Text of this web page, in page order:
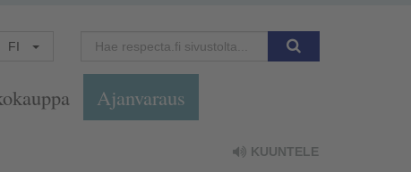
FI
Ajanvaraus
KUUNTELE